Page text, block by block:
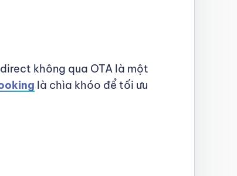
không qua OTA là một
là chìa khóo để tối ưu